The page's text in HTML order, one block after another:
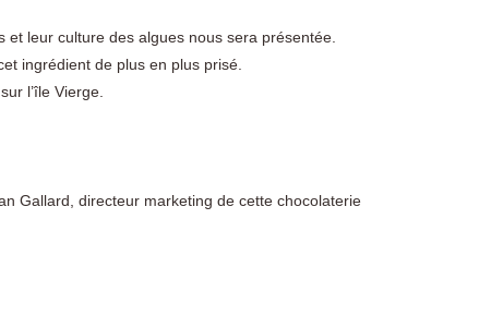
et leur culture des algues nous sera présentée.
ingrédient de plus en plus prisé.
l’île Vierge.
Gallard, directeur marketing de cette chocolaterie